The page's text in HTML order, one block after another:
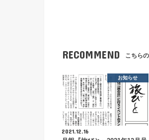
RECOMMEND こちら
お知らせ
2021.12.16